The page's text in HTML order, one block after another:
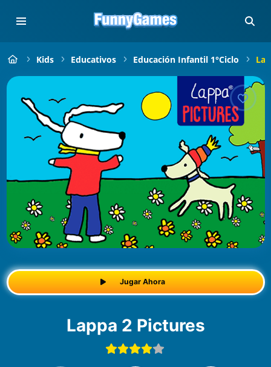
Kids Educativos Educación Infantil 1°Ciclo
Jugar Ahora
Lappa 2 Pictures